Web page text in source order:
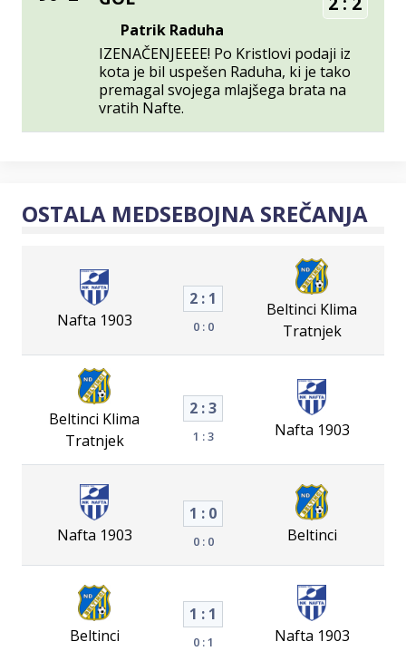
Patrik Raduha
IZENAČENJEEEE! Po Kristlovi podaji iz
kota je bil uspešen Raduha, ki je tako
premagal svojega mlajšega brata na
vratih Nafte.
OSTALA MEDSEBOJNA SREČANJA
Nafta 1903
2 : 1
0 : 0
Beltinci Klima
Tratnjek
Beltinci Klima
Tratnjek
2 : 3
1 : 3 Nafta 1903
Nafta 1903
1 : 0
0 : 0 Beltinci
Beltinci
1 : 1
0 : 1 Nafta 1903